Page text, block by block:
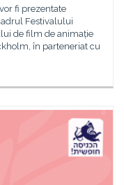
fi prezentate
Festivalului
de film de animație
în parteneriat cu